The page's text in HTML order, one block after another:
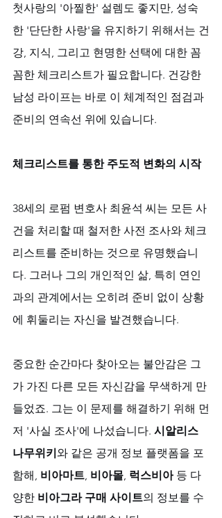
첫사랑의 '아찔한' 설렘도 좋지만, 성숙
한 '단단한 사랑'을 유지하기 위해서는 건
강, 지식, 그리고 현명한 선택에 대한 꼼
꼼한 체크리스트가 필요합니다. 건강한
남성 라이프는 바로 이 체계적인 점검과
준비의 연속선 위에 있습니다.
체크리스트를 통한 주도적 변화의 시작
38세의 로펌 변호사 최윤석 씨는 모든 사
건을 처리할 때 철저한 사전 조사와 체크
리스트를 준비하는 것으로 유명했습니
다. 그러나 그의 개인적인 삶, 특히 연인
과의 관계에서는 오히려 준비 없이 상황
에 휘둘리는 자신을 발견했습니다.
중요한 순간마다 찾아오는 불안감은 그
가 가진 다른 모든 자신감을 무색하게 만
들었죠. 그는 이 문제를 해결하기 위해 먼
저 '사실 조사'에 나섰습니다. 시알리스
나무위키와 같은 공개 정보 플랫폼을 포
함해, 비아마트, 비아몰, 럭스비아 등 다
양한 비아그라 구매 사이트의 정보를 수